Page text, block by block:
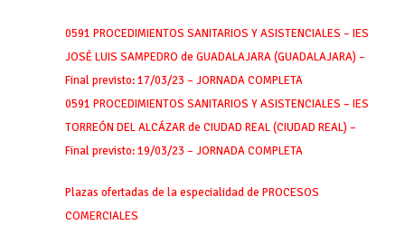
0591 PROCEDIMIENTOS SANITARIOS Y ASISTENCIALES – IES
JOSÉ LUIS SAMPEDRO de GUADALAJARA (GUADALAJARA) –
Final previsto: 17/03/23 – JORNADA COMPLETA
0591 PROCEDIMIENTOS SANITARIOS Y ASISTENCIALES – IES
TORREÓN DEL ALCÁZAR de CIUDAD REAL (CIUDAD REAL) –
Final previsto: 19/03/23 – JORNADA COMPLETA
Plazas ofertadas de la especialidad de PROCESOS
COMERCIALES